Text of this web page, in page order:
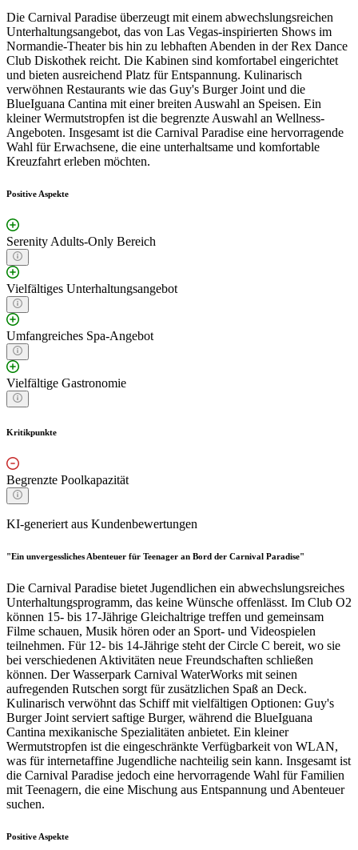
Die Carnival Paradise überzeugt mit einem abwechslungsreichen
Unterhaltungsangebot, das von Las Vegas-inspirierten Shows im
Normandie-Theater bis hin zu lebhaften Abenden in der Rex Dance
Club Diskothek reicht. Die Kabinen sind komfortabel eingerichtet
und bieten ausreichend Platz für Entspannung. Kulinarisch
verwöhnen Restaurants wie das Guy's Burger Joint und die
BlueIguana Cantina mit einer breiten Auswahl an Speisen. Ein
kleiner Wermutstropfen ist die begrenzte Auswahl an Wellness-
Angeboten. Insgesamt ist die Carnival Paradise eine hervorragende
Wahl für Erwachsene, die eine unterhaltsame und komfortable
Kreuzfahrt erleben möchten.
Positive Aspekte
Serenity Adults-Only Bereich
Vielfältiges Unterhaltungsangebot
Umfangreiches Spa-Angebot
Vielfältige Gastronomie
Kritikpunkte
Begrenzte Poolkapazität
KI-generiert aus Kundenbewertungen
"Ein unvergessliches Abenteuer für Teenager an Bord der Carnival Paradise"
Die Carnival Paradise bietet Jugendlichen ein abwechslungsreiches
Unterhaltungsprogramm, das keine Wünsche offenlässt. Im Club O2
können 15- bis 17-Jährige Gleichaltrige treffen und gemeinsam
Filme schauen, Musik hören oder an Sport- und Videospielen
teilnehmen. Für 12- bis 14-Jährige steht der Circle C bereit, wo sie
bei verschiedenen Aktivitäten neue Freundschaften schließen
können. Der Wasserpark Carnival WaterWorks mit seinen
aufregenden Rutschen sorgt für zusätzlichen Spaß an Deck.
Kulinarisch verwöhnt das Schiff mit vielfältigen Optionen: Guy's
Burger Joint serviert saftige Burger, während die BlueIguana
Cantina mexikanische Spezialitäten anbietet. Ein kleiner
Wermutstropfen ist die eingeschränkte Verfügbarkeit von WLAN,
was für internetaffine Jugendliche nachteilig sein kann. Insgesamt ist
die Carnival Paradise jedoch eine hervorragende Wahl für Familien
mit Teenagern, die eine Mischung aus Entspannung und Abenteuer
suchen.
Positive Aspekte